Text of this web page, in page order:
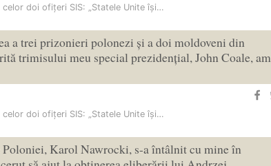
doi ofițeri SIS: „Statele Unite își…
a trei prizonieri polonezi și a doi moldoveni din
trimisului meu special prezidențial, John Coale, am
doi ofițeri SIS: „Statele Unite își…
Poloniei, Karol Nawrocki, s-a întâlnit cu mine în